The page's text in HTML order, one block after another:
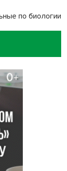
по биологии